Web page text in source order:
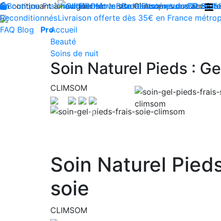
En continuant à naviguer sur le site Climsom, vous
Produits innovants de Santé et de Bien-
Livraison offerte dès 35€ en France
Contactez-nous : 02 85
Boutique Fraîcheur Bien-être Beauté Acupression Dos
Reconditionnés
FAQ Blog ProAccueil
Beauté
Soins de nuit
Soin Naturel Pieds :
CLIMSOM
Previous
Soin Naturel
soie
CLIMSOM